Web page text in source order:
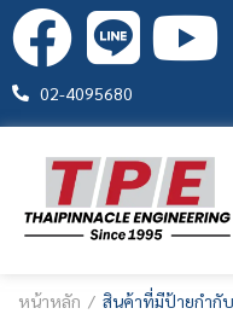
02-4095680
หน้าหลัก สินค้าที่มีป้ายกำกับ